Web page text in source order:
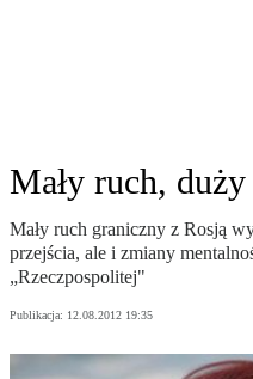
Mały ruch, duży
Mały ruch graniczny z Rosją
przejścia, ale i zmiany
„Rzeczpospolitej"
Publikacja: 12.08.2012 19:35